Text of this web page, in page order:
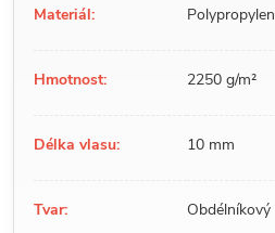
Materiál: Polypropylen
Hmotnost: 2250 g/m²
Délka vlasu: 10 mm
Tvar: Obdélníkový